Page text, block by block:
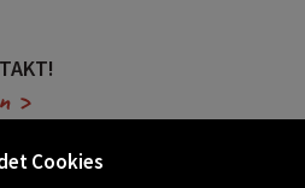
>
Cookies